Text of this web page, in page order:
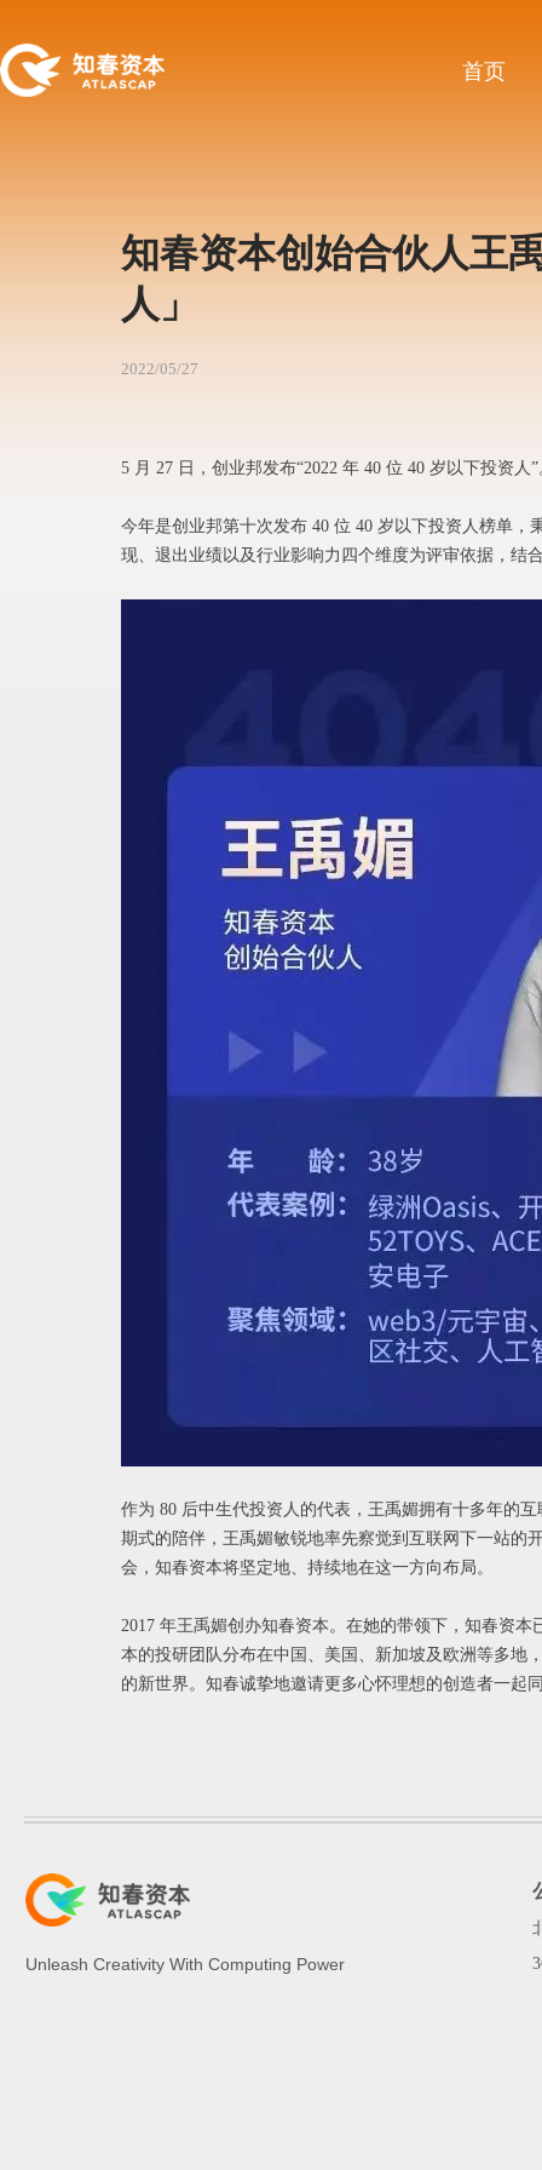
首页
知春资本创始合伙人王
人」
5 月 27 日，创业邦发布“2022 年 40 位 40 岁以下投资人”
今年是创业邦第十次发布 40 位 40 岁以下投资人榜单
现、退出业绩以及行业影响力四个维度为评审依据，结
作为 80 后中生代投资人的代表，王禹媚拥有十多年的
期式的陪伴，王禹媚敏锐地率先察觉到互联网下一站的
会，知春资本将坚定地、持续地在这一方向布局。
2017 年王禹媚创办知春资本。在她的带领下，知春资
本的投研团队分布在中国、美国、新加坡及欧洲等多地
的新世界。知春诚挚地邀请更多心怀理想的创造者一起
2022/05/27
Unleash Creativity With Computing Power